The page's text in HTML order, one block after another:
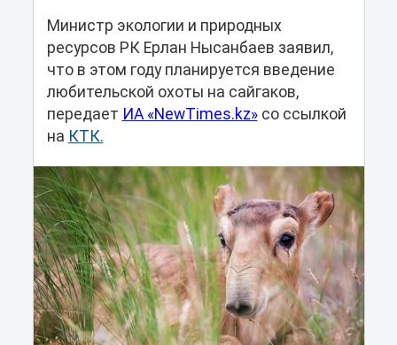
Министр экологии и природных
ресурсов РК Ерлан Нысанбаев заявил,
что в этом году планируется введение
любительской охоты на сайгаков,
передает ИА «NewTimes.kz»со ссылкой
на КТК.